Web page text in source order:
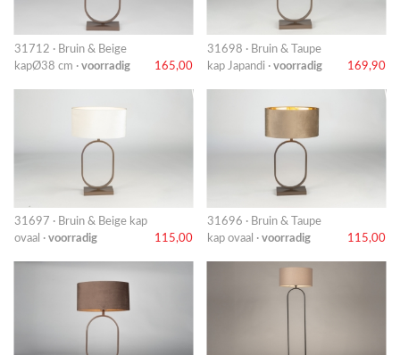
31712 · Bruin & Beige
kapØ38 cm · voorradig 165,00
31698 · Bruin & Taupe
kap Japandi · voorradig 169,90
31697 · Bruin & Beige kap
ovaal · voorradig 115,00
31696 · Bruin & Taupe
kap ovaal · voorradig 115,00